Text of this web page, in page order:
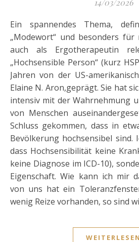
14/03/2026
Ein spannendes Thema, definitiv mehr als ein
„Modewort“ und besonders für
auch als Ergotherapeutin
„Hochsensible Person“ (kurz
Jahren von der US-
Elaine N. Aron,geprägt. Sie hat
intensiv mit der Wahrnehmung
von Menschen
Schluss gekommen, dass in
Bevölkerung hochsensibel sind.
dass Hochsensibilität keine
keine Diagnose im ICD-10),
Eigenschaft. Wie kann ich mir
von uns hat ein
wenig Reize vorhanden, so sind
WEITERLESEN